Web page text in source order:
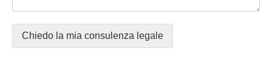
Chiedo la mia consulenza legale